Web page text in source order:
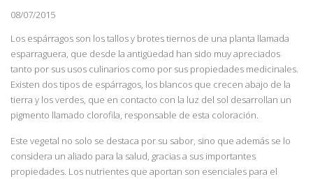
08/07/2015
Los espárragos son los tallos y brotes tiernos de una planta llamada
esparraguera, que desde la antigüedad han sido muy apreciados
tanto por sus usos culinarios como por sus propiedades medicinales.
Existen dos tipos de espárragos, los blancos que crecen abajo de la
tierra y los verdes, que en contacto con la luz del sol desarrollan un
pigmento llamado clorofila, responsable de esta coloración.
Este vegetal no solo se destaca por su sabor, sino que además se lo
considera un aliado para la salud, gracias a sus importantes
propiedades. Los nutrientes que aportan son esenciales para el